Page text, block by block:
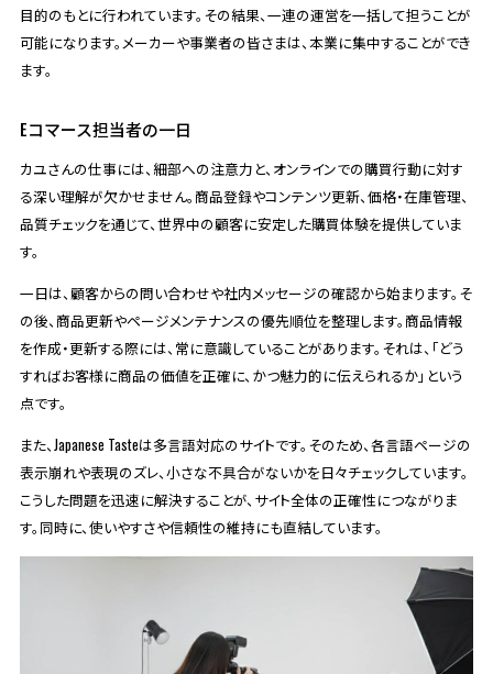
目的のもとに行われています。その結果、一連の運営を一括して担うことが
可能になります。メーカーや事業者の皆さまは、本業に集中することができ
ます。
Eコマース担当者の一日
カユさんの仕事には、細部への注意力と、オンラインでの購買行動に対す
る深い理解が欠かせません。商品登録やコンテンツ更新、価格・在庫管理、
品質チェックを通じて、世界中の顧客に安定した購買体験を提供していま
す。
一日は、顧客からの問い合わせや社内メッセージの確認から始まります。そ
の後、商品更新やページメンテナンスの優先順位を整理します。商品情報
を作成・更新する際には、常に意識していることがあります。それは、「どう
すればお客様に商品の価値を正確に、かつ魅力的に伝えられるか」という
点です。
また、Japanese Tasteは多言語対応のサイトです。そのため、各言語ページの
表示崩れや表現のズレ、小さな不具合がないかを日々チェックしています。
こうした問題を迅速に解決することが、サイト全体の正確性につながりま
す。同時に、使いやすさや信頼性の維持にも直結しています。